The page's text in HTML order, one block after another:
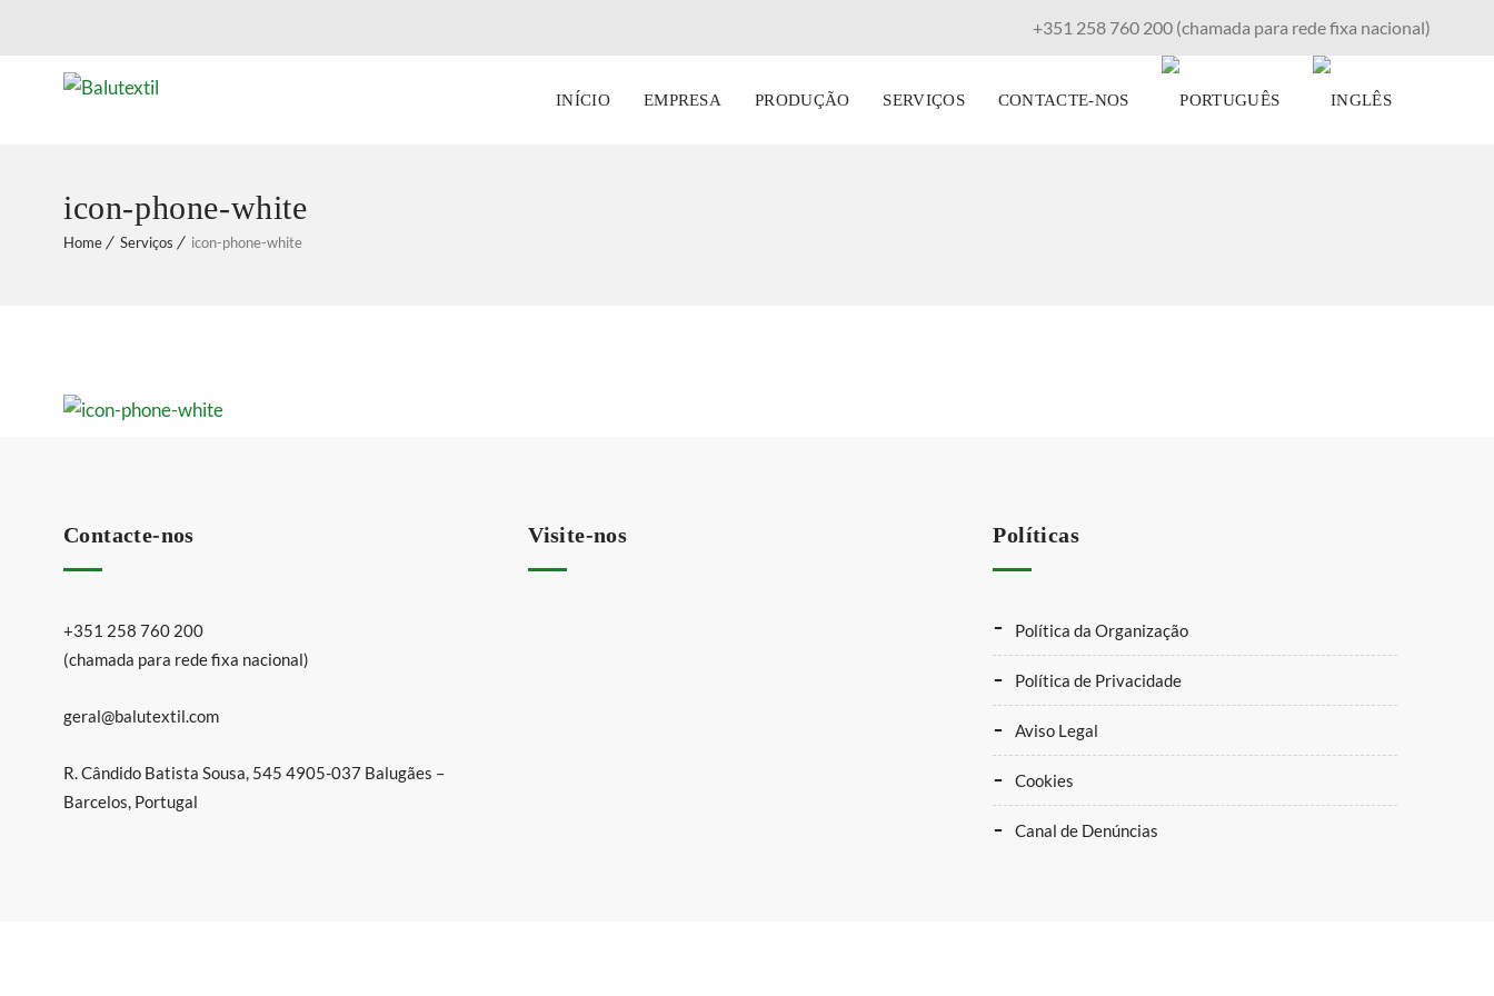
+351 258 760 200 (chamada para rede fixa nacional)
INÍCIO EMPRESA PRODUÇÃO SERVIÇOS CONTACTE-NOS
icon-phone-white
Home Serviços icon-phone-white
Contacte-nos
+351 258 760 200
(chamada para rede fixa nacional)
geral@balutextil.com
R. Cândido Batista Sousa, 545 4905-037 Balugães –
Barcelos, Portugal
Visite-nos Políticas
Política da Organização
Política de Privacidade
Aviso Legal
Cookies
Canal de Denúncias